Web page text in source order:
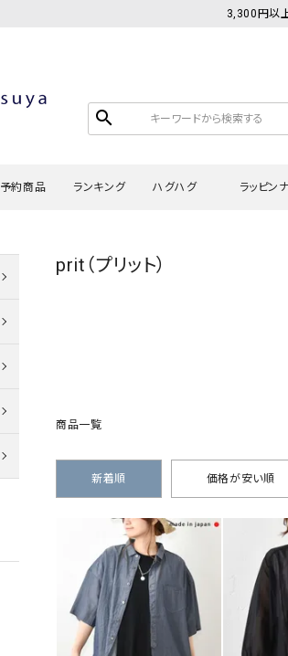
3,300円以
search
予約商品 ランキング ハグハグ
Tシャツ・カットソー
ニット
デニムパンツ
ジャケット
コート
ラッピン
その他のパンツ
ジャケット
コート
prit（プリット）
商品一覧
新着順 価格が安い順